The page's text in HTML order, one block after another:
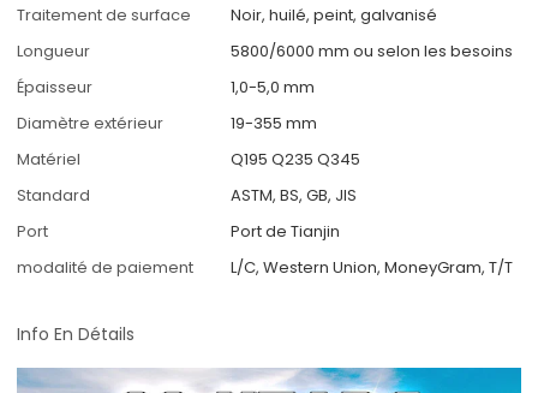
Traitement de surface
Noir, huilé, peint, galvanisé
Longueur
5800/6000 mm ou selon les besoins
Épaisseur
1,0-5,0 mm
Diamètre extérieur
19-355 mm
Matériel
Q195 Q235 Q345
Standard
ASTM, BS, GB, JIS
Port
Port de Tianjin
modalité de paiement
L/C, Western Union, MoneyGram, T/T
Info En Détails